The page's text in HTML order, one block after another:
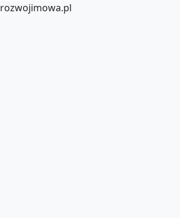
rozwojimowa.pl